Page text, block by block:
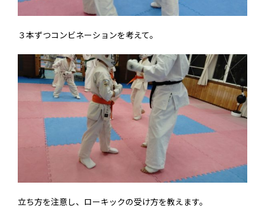
３本ずつコンビネーションを考えて。
立ち方を注意し、ローキックの受け方を教えます。